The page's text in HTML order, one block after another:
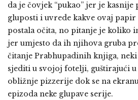
da je čovjek “pukao” jer je
gluposti i uvrede kakve ovaj
postala očita, no pitanje je koliko
jer umjesto da ih njihova gruba
čitanje Prabhupadinih knjiga,
sjediti u svojoj fotelji, guštirajući
obližnje pizzerije dok se na
epizoda neke glupave serije.